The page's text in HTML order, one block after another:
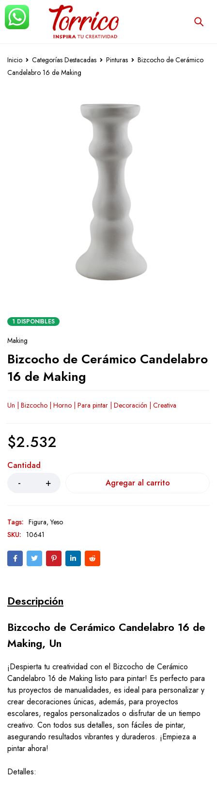
Inicio Categorías Destacadas Pinturas
Bizcocho de Cerámico
Candelabro 16 de Making
1 DISPONIBLES
Making
Bizcocho de Cerámico Candelabro
16 de Making
Un | Bizcocho | Horno | Para pintar | Decoración | Creativa
$2.532
Cantidad
Agregar al carrito
Tags: Figura,Yeso
SKU: 10641
Descripción
Bizcocho de Cerámico Candelabro 16 de
Making, Un
¡Despierta tu creatividad con el Bizcocho de Cerámico
Candelabro 16 de Making listo para pintar! Es perfecto para
tus proyectos de manualidades, es ideal para personalizar y
crear decoraciones únicas, además, para proyectos
escolares, regalos personalizados o disfrutar de un tiempo
creativo. Con todos sus detalles, son fáciles de pintar,
asegurando resultados vibrantes y duraderos. ¡Empieza a
pintar ahora!
Detalles: